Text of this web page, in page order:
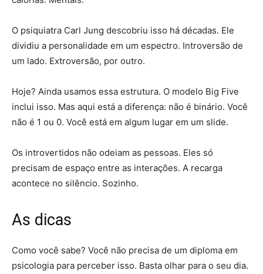
O psiquiatra Carl Jung descobriu isso há décadas. Ele
dividiu a personalidade em um espectro. Introversão de
um lado. Extroversão, por outro.
Hoje? Ainda usamos essa estrutura. O modelo Big Five
inclui isso. Mas aqui está a diferença: não é binário. Você
não é 1 ou 0. Você está em algum lugar em um slide.
Os introvertidos não odeiam as pessoas. Eles só
precisam de espaço entre as interações. A recarga
acontece no silêncio. Sozinho.
As dicas
Como você sabe? Você não precisa de um diploma em
psicologia para perceber isso. Basta olhar para o seu dia.